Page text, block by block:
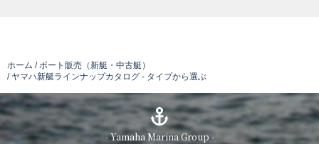
ホーム
ボート販売（新艇・中古艇）
ヤマハ新艇ラインナップカタログ - タイプから選ぶ
- Yamaha Marina Group -